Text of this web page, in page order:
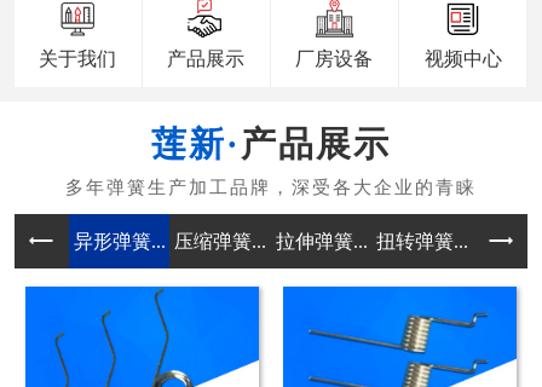
关于我们 产品展示 厂房设备 视频中心
产品展示
异形弹簧... 压缩弹簧... 拉伸弹簧... 扭转弹簧... 电池